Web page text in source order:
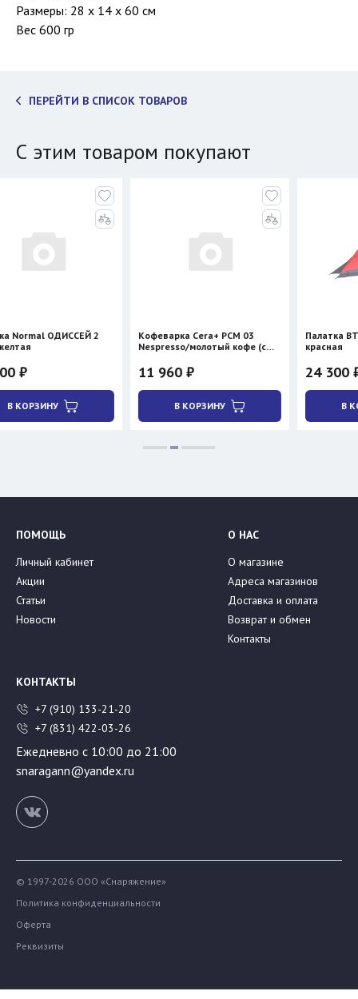
Размеры: 28 х 14 х 60 см
Вес 600 гр
ПЕРЕЙТИ В СПИСОК ТОВАРОВ
С этим товаром покупают
2
Кофеварка Cera+ PCM 03
Nespresso/молотый кофе (с
11 960 ₽
Палатка BTrace
красная
24 300 ₽ 28 590 ₽
ПОМОЩЬ
Личный кабинет
Акции
Статьи
Новости
О НАС
О магазине
Адреса магазинов
Доставка и оплата
Возврат и обмен
Контакты
КОНТАКТЫ
+7 (910) 133-21-20
+7 (831) 422-03-26
Ежедневно с 10:00 до 21:00
snaragann@yandex.ru
© 1997-2026 ООО «Снаряжение»
Политика конфиденциальности
Оферта
Реквизиты